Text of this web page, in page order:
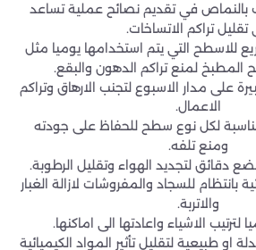
في تقديم نصائح عملية تساعد
تقليل تراكم الاتساخات.
للاسطح التي يتم استخدامها يوميا مثل
المطبخ لمنع تراكم الدهون والبقع.
على مدار الاسبوع لتجنب الارهاق وتراكم
الاعمال.
لكل نوع سطح للحفاظ على جودته
ومنع تلفه.
دقائق لتجديد الهواء وتقليل الرطوبة.
بانتظام للسجاد والمفروشات لازالة الغبار
والاتربة.
الاشياء واعادتها الى اماكنها.
طبيعية لتقليل تأثير المواد الكيميائية